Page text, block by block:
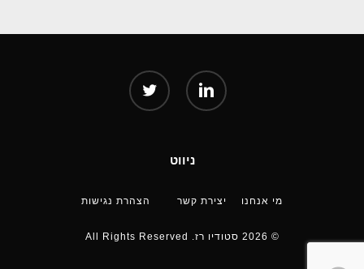
twitter linkedin
ניווט
מי אנחנו יצירת קשר הצהרת נגישות
© 2026 סטודיו רז. All Rights Reserved